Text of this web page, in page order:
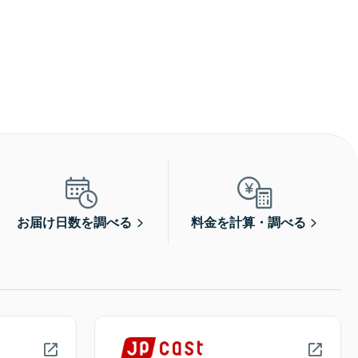
お届け日数を調べる 料金を計算・調べる